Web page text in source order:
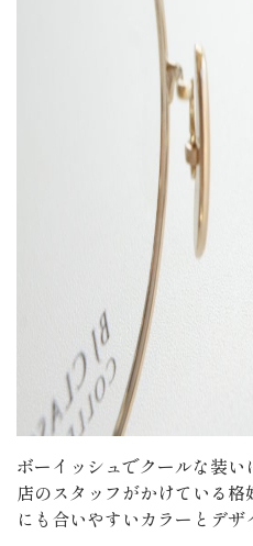
ボーイッシュでクールな装
店のスタッフがかけている
にも合いやすいカラーとデザ